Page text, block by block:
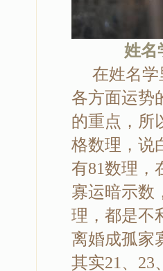
姓名
在姓名学
各方面运势
的重点，所
格数理，说
有81数理，
寡运暗示数
理，都是不
离婚成孤家
其实21、23